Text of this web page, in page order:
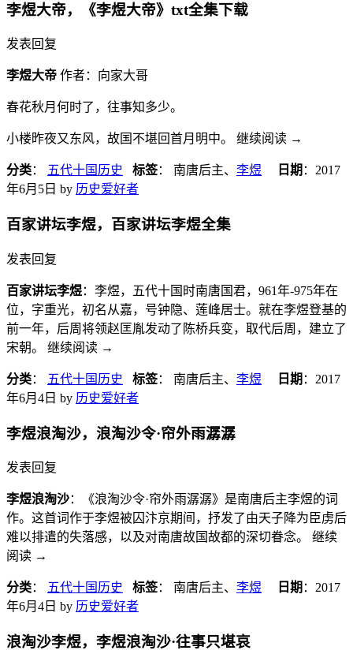
李煜大帝，《李煜大帝》txt全集下载
发表回复
李煜大帝 作者：向家大哥
春花秋月何时了，往事知多少。
小楼昨夜又东风，故国不堪回首月明中。 继续阅读 →
分类： 五代十国历史 标签： 南唐后主、 李煜 日期 ： 2017
年6月5日 by 历史爱好者
百家讲坛李煜，百家讲坛李煜全集
发表回复
百家讲坛李煜：李煜，五代十国时南唐国君，961年-975年在
位，字重光，初名从嘉，号钟隐、莲峰居士。就在李煜登基的
前一年，后周将领赵匡胤发动了陈桥兵变，取代后周，建立了
宋朝。 继续阅读 →
分类： 五代十国历史 标签： 南唐后主、 李煜 日期 ： 2017
年6月4日 by 历史爱好者
李煜浪淘沙，浪淘沙令·帘外雨潺潺
发表回复
李煜浪淘沙：《浪淘沙令·帘外雨潺潺》是南唐后主李煜的词
作。这首词作于李煜被囚汴京期间，抒发了由天子降为臣虏后
难以排遣的失落感，以及对南唐故国故都的深切眷念。 继续
阅读 →
分类： 五代十国历史 标签： 南唐后主、 李煜 日期 ： 2017
年6月4日 by 历史爱好者
浪淘沙李煜，李煜浪淘沙·往事只堪哀